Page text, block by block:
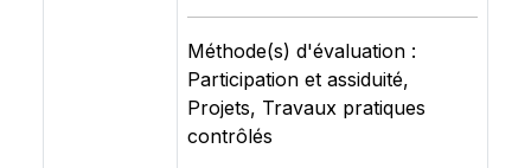
Méthode(s) d'évaluation :
Participation et assiduité,
Projets, Travaux pratiques
contrôlés